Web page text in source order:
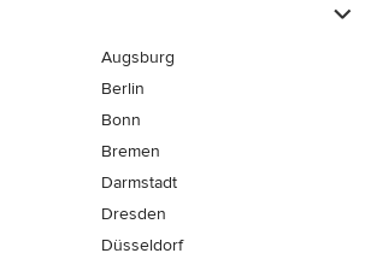
Augsburg
Berlin
Bonn
Bremen
Darmstadt
Dresden
Düsseldorf